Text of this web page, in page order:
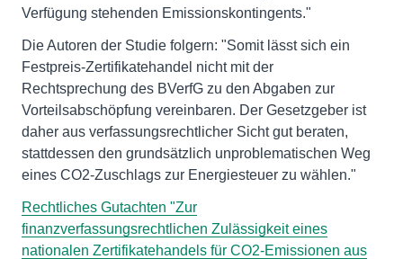
Verfügung stehenden Emissionskontingents."
Die Autoren der Studie folgern: "Somit lässt sich ein
Festpreis-Zertifikatehandel nicht mit der
Rechtsprechung des BVerfG zu den Abgaben zur
Vorteilsabschöpfung vereinbaren. Der Gesetzgeber ist
daher aus verfassungsrechtlicher Sicht gut beraten,
stattdessen den grundsätzlich unproblematischen Weg
eines CO2-Zuschlags zur Energiesteuer zu wählen."
Rechtliches Gutachten "Zur
finanzverfassungsrechtlichen Zulässigkeit eines
nationalen Zertifikatehandels für CO2-Emissionen aus